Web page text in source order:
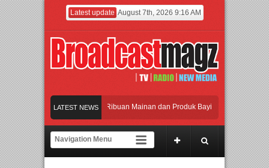
Latest update August 7th, 2026 9:16 AM
LATEST NEWS
Jakarta dengan Ribuan Mainan dan Produk Bayi dari Seluruh Dunia,
Gerbang Inovasi dan Peluang Bisnis Industri Gifts dan Housewares Asia